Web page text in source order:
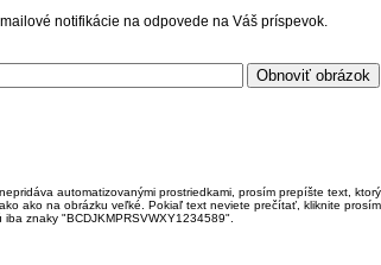
notifikácie na odpovede na Váš príspevok.
automatizovanými prostriedkami, prosím prepíšte text,
ako na obrázku veľké. Pokiaľ text neviete prečítať, kliknite
znaky "BCDJKMPRSVWXY1234589".